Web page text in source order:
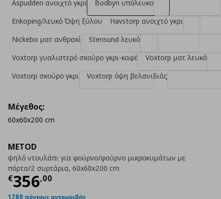
METOD
ψηλό ντουλάπι για φούρνο/φούρνο μικροκυμάτων με
πόρτα/2 συρτάρια, 60x60x200 cm
€356,00
Τρέχουσα τιμή
1780 πόντους ανταμοιβής
Aspudden ανοιχτό γκρι
Bodbyn υπόλευκο
Enkoping/λευκό Όψη ξύλου
Havstorp ανοιχτό γκρι
Nickebo ματ ανθρακί
Stensund λευκό
Voxtorp γυαλιστερό σκούρο γκρι-καφέ
Voxtorp ματ λευκό
Voxtorp σκούρο γκρι
Voxtorp όψη βελανιδιάς
Μέγεθος:
60x60x200 cm